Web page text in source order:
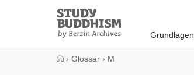
Study
Buddhism
Home
Grundlagen
› Glossar › M